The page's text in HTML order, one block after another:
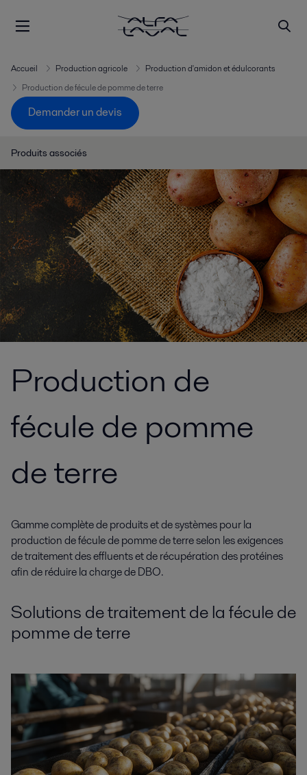
Accueil Production agricole
Production d'amidon et édulcorants
Production de fécule de pomme de terre
Demander un devis
Produits associés
Production de
fécule de pomme
de terre
Gamme complète de produits et de systèmes pour la
production de fécule de pomme de terre selon les exigences
de traitement des effluents et de récupération des protéines
afin de réduire la charge de DBO.
Solutions de traitement de la fécule de
pomme de terre